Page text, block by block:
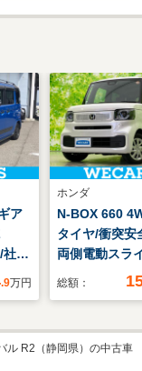
ア
社外
フ
前
援
.9万円
ホンダ
N-BOX 660
タイヤ/衝突安
両側電動スラ
ア/車線逸脱防
滑り防止装置/
リングストッ
総額：
ル R2（静岡県）の中古車